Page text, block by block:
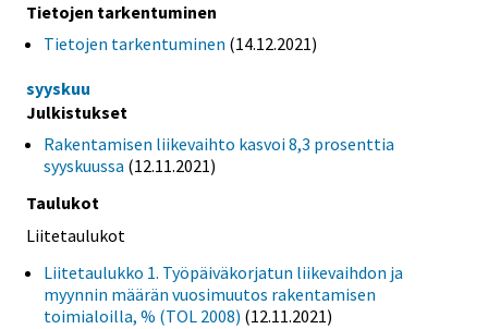
Tietojen tarkentuminen
Tietojen tarkentuminen (14.12.2021)
syyskuu
Julkistukset
Rakentamisen liikevaihto kasvoi 8,3 prosenttia
syyskuussa (12.11.2021)
Taulukot
Liitetaulukot
Liitetaulukko 1. Työpäiväkorjatun liikevaihdon ja
myynnin määrän vuosimuutos rakentamisen
toimialoilla, % (TOL 2008) (12.11.2021)